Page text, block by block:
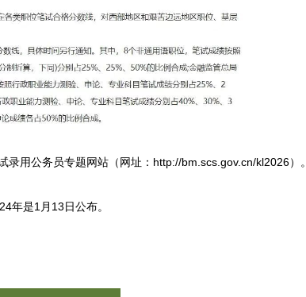
用公务员专题网站（网址：http://bm.scs.gov.cn/kl2026）。
是1月13日公布。